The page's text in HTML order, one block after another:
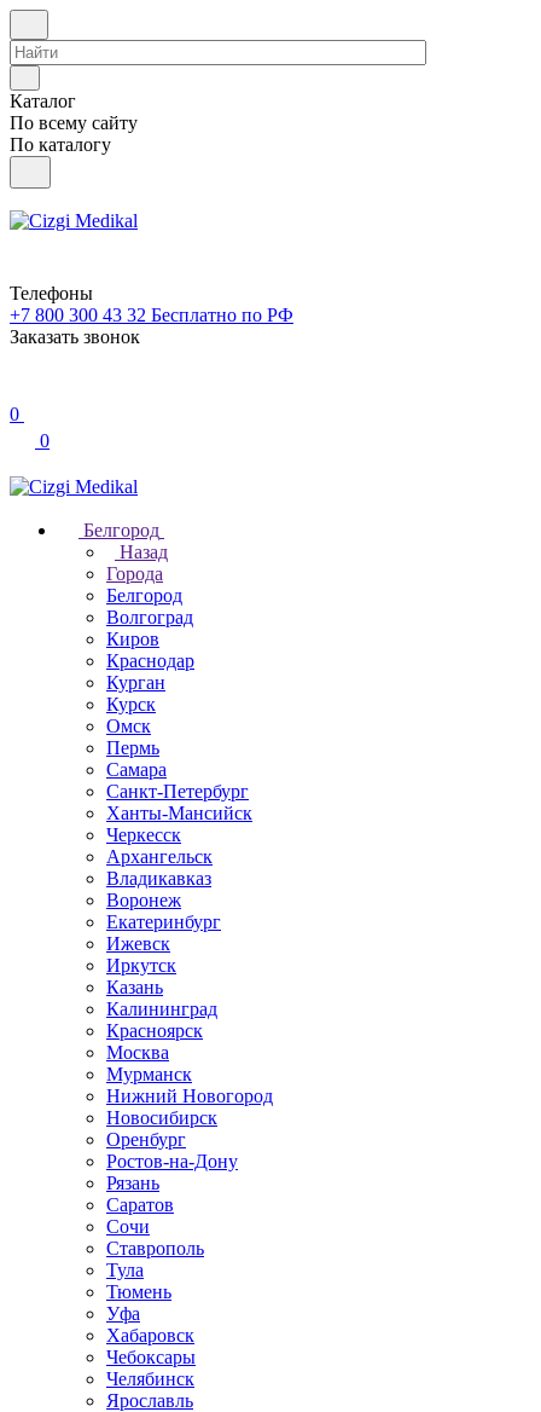
Каталог
По всему сайту
По каталогу
Телефоны
+7 800 300 43 32 Бесплатно по РФ
Заказать звонок
0
0
Белгород
Назад
Города
Белгород
Волгоград
Киров
Краснодар
Курган
Курск
Омск
Пермь
Самара
Санкт-Петербург
Ханты-Мансийск
Черкесск
Архангельск
Владикавказ
Воронеж
Екатеринбург
Ижевск
Иркутск
Казань
Калининград
Красноярск
Москва
Мурманск
Нижний Новогород
Новосибирск
Оренбург
Ростов-на-Дону
Рязань
Саратов
Сочи
Ставрополь
Тула
Тюмень
Уфа
Хабаровск
Чебоксары
Челябинск
Ярославль